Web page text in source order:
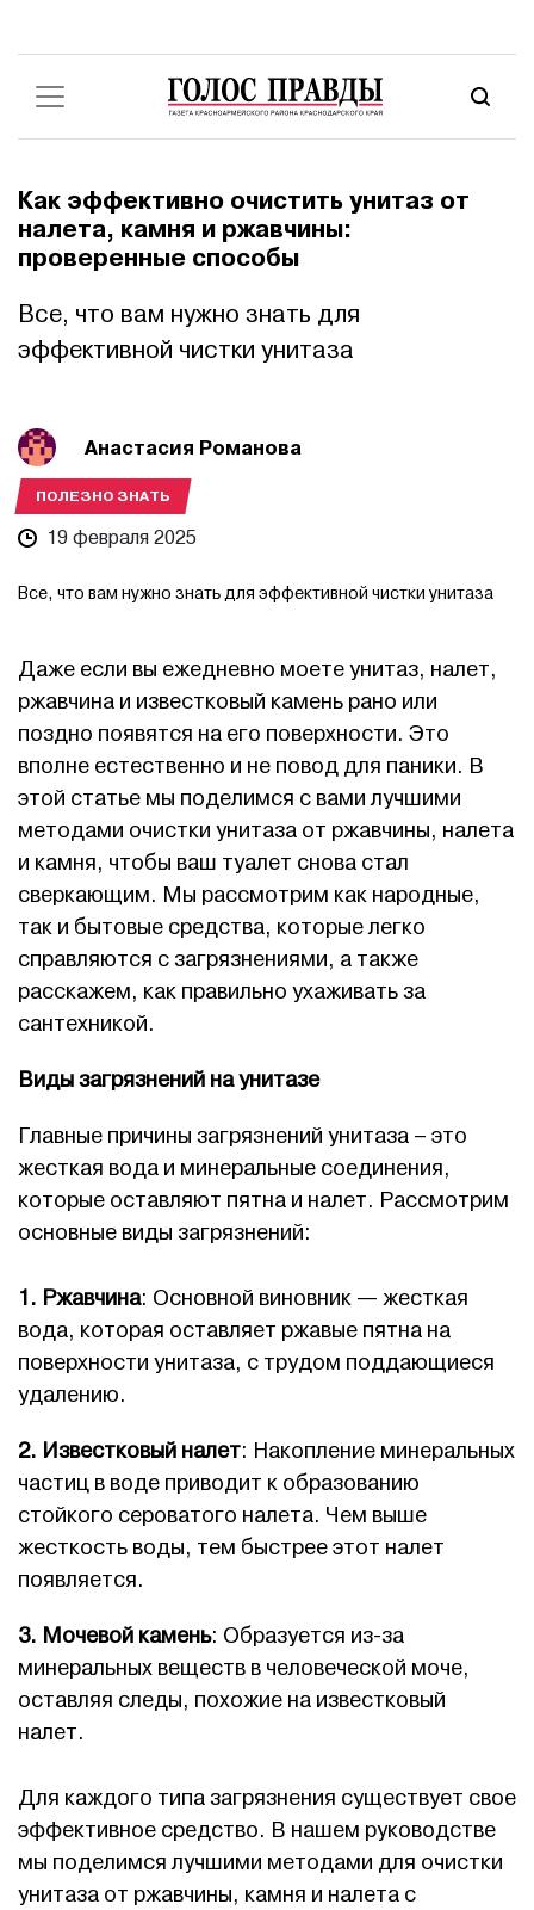
Как эффективно очистить унитаз от
налета, камня и ржавчины:
проверенные способы
Все, что вам нужно знать для
эффективной чистки унитаза
Анастасия Романова
ПОЛЕЗНО ЗНАТЬ
19 февраля 2025
Все, что вам нужно знать для эффективной чистки унитаза
Даже если вы ежедневно моете унитаз, налет,
ржавчина и известковый камень рано или
поздно появятся на его поверхности. Это
вполне естественно и не повод для паники. В
этой статье мы поделимся с вами лучшими
методами очистки унитаза от ржавчины, налета
и камня, чтобы ваш туалет снова стал
сверкающим. Мы рассмотрим как народные,
так и бытовые средства, которые легко
справляются с загрязнениями, а также
расскажем, как правильно ухаживать за
сантехникой.
Виды загрязнений на унитазе
Главные причины загрязнений унитаза – это
жесткая вода и минеральные соединения,
которые оставляют пятна и налет. Рассмотрим
основные виды загрязнений:
1. Ржавчина: Основной виновник — жесткая
вода, которая оставляет ржавые пятна на
поверхности унитаза, с трудом поддающиеся
удалению.
2. Известковый налет: Накопление минеральных
частиц в воде приводит к образованию
стойкого сероватого налета. Чем выше
жесткость воды, тем быстрее этот налет
появляется.
3. Мочевой камень: Образуется из-за
минеральных веществ в человеческой моче,
оставляя следы, похожие на известковый
налет.
Для каждого типа загрязнения существует свое
эффективное средство. В нашем руководстве
мы поделимся лучшими методами для очистки
унитаза от ржавчины, камня и налета с